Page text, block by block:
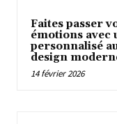
Faites passer
émotions avec
personnalisé
design
14 février 2026